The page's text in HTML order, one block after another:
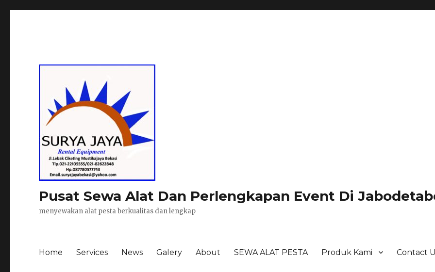
Pusat Sewa Alat Dan Perlengkapan Event Di
menyewakan alat pesta berkualitas dan lengkap
Home Services News Galery About SEWA ALAT PESTA Produk Kami Contact